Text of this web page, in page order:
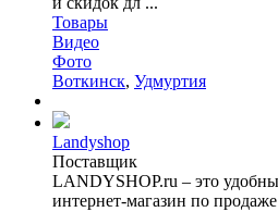
Товары
Видео
Фото
Воткинск, Удмуртия
Landyshop
Поставщик
LANDYSHOP.ru – это
интернет-магазин по